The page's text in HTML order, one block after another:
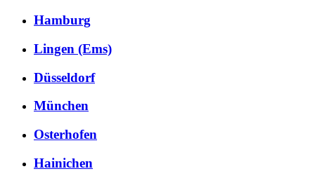
Hamburg
Lingen (Ems)
Düsseldorf
München
Osterhofen
Hainichen